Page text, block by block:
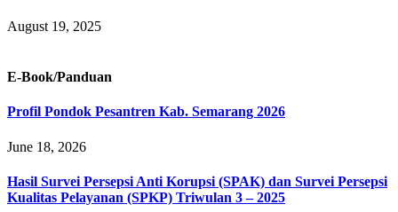
August 19, 2025
E-Book/Panduan
Profil Pondok Pesantren Kab. Semarang 2026
June 18, 2026
Hasil Survei Persepsi Anti Korupsi (SPAK) dan Survei Persepsi
Kualitas Pelayanan (SPKP) Triwulan 3 – 2025